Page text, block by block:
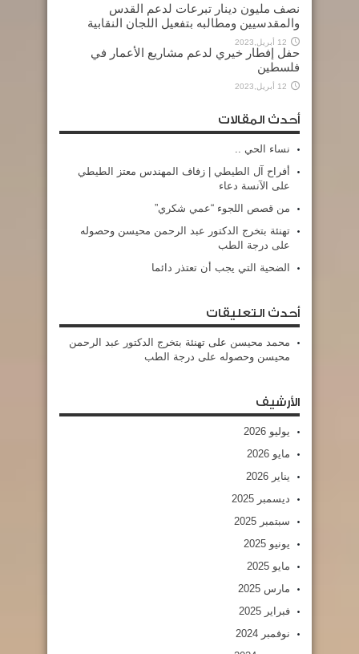
نصف مليون دينار تبرعات لدعم القدس
والمقدسيين ومطالبه بتفعيل اللجان النقابية
12 أبريل,2023
حفل إفطار خيري لدعم مشاريع الأعمار في
فلسطين
12 أبريل,2023
أحدث المقالات
نساء الحي ..
أفراح آل الطيطي | زفاف المهندس معتز الطيطي
على الآنسة دعاء
من قصص اللجوء “عمي شكري”
تهنئة بتخرج الدكتور عبد الرحمن محيسن وحصوله
على درجة الطب
الضحية التي يجب أن تعتذر دائما
أحدث التعليقات
محمد محيسن على تهنئة بتخرج الدكتور عبد الرحمن
محيسن وحصوله على درجة الطب
الأرشيف
يوليو 2026
مايو 2026
يناير 2026
ديسمبر 2025
سبتمبر 2025
يونيو 2025
مايو 2025
مارس 2025
فبراير 2025
نوفمبر 2024